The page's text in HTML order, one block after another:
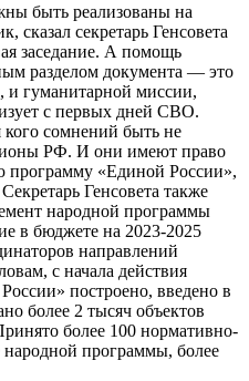
быть реализованы на
сказал секретарь Генсовета
заседание. А помощь
разделом документа — это
и гуманитарной миссии,
с первых дней СВО.
сомнений быть не
РФ. И они имеют право
«Единой России»,
Генсовета также
народной программы
в бюджете на 2023-2025
направлений
с начала действия
построено, введено в
более 2 тысяч объектов
более 100 нормативно-
программы, более